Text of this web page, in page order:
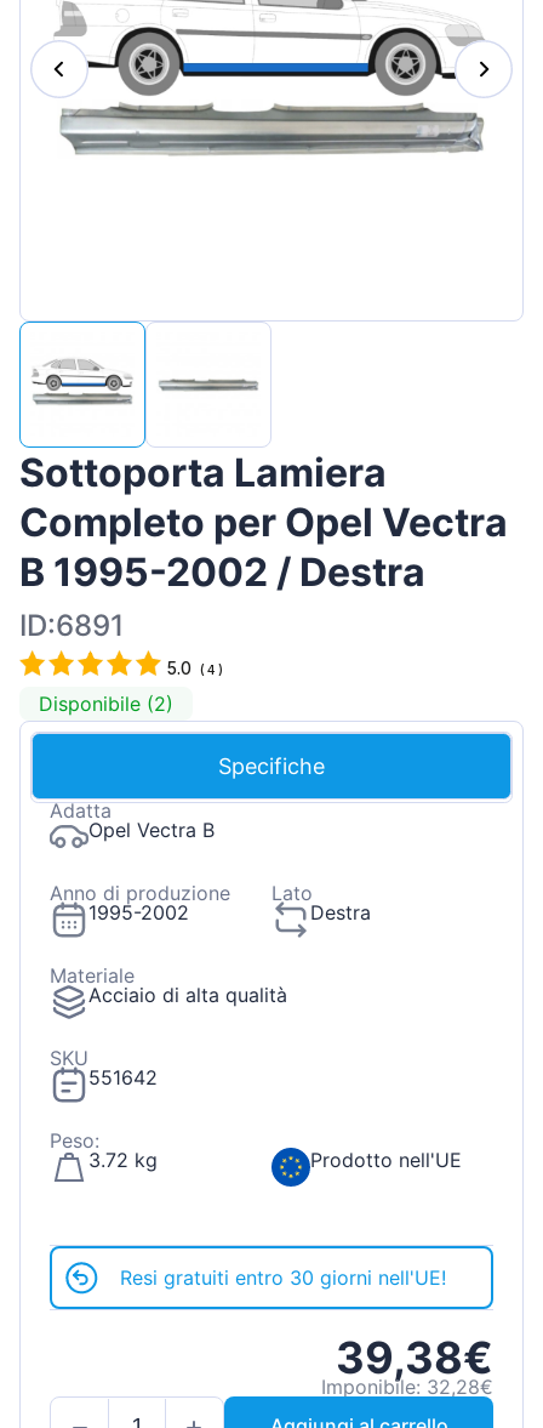
Magyar
Lietuvių
Português
Sottoporta Lamiera
Completo per Opel Vectra
B 1995-2002 / Destra
ID:6891
5.0 (4 )
Disponibile (2)
Specifiche
Adatta
Opel Vectra B
Anno di produzione
1995-2002
Lato
Destra
Materiale
Acciaio di alta qualità
SKU
551642
Peso:
3.72 kg
Prodotto nell'UE
Resi gratuiti entro 30 giorni nell'UE!
39,38€
Imponibile: 32,28€